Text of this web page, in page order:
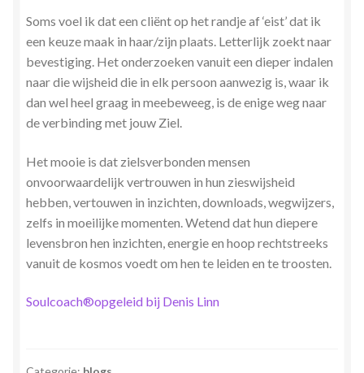
Soms voel ik dat een cliënt op het randje af ‘eist’ dat ik
een keuze maak in haar/zijn plaats. Letterlijk zoekt naar
bevestiging. Het onderzoeken vanuit een dieper indalen
naar die wijsheid die in elk persoon aanwezig is, waar ik
dan wel heel graag in meebeweeg, is de enige weg naar
de verbinding met jouw Ziel.
Het mooie is dat zielsverbonden mensen
onvoorwaardelijk vertrouwen in hun zieswijsheid
hebben, vertouwen in inzichten, downloads, wegwijzers,
zelfs in moeilijke momenten. Wetend dat hun diepere
levensbron hen inzichten, energie en hoop rechtstreeks
vanuit de kosmos voedt om hen te leiden en te troosten.
Soulcoach®opgeleid bij Denis Linn